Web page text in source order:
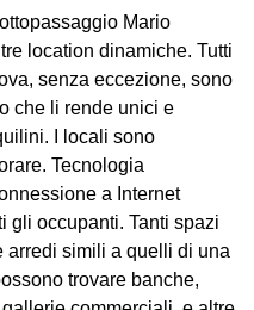
Mario
location dinamiche. Tutti
senza eccezione, sono
che li rende unici e
I locali sono
Tecnologia
a Internet
gli occupanti. Tanti spazi
arredi simili a quelli di una
trovare banche,